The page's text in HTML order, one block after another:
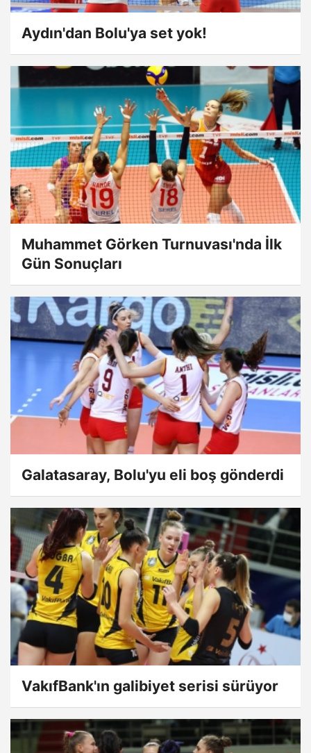
Aydın'dan Bolu'ya set yok!
Muhammet Görken Turnuvası'nda İlk
Gün Sonuçları
Galatasaray, Bolu'yu eli boş gönderdi
VakıfBank'ın galibiyet serisi sürüyor